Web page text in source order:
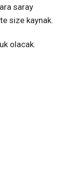
saray
size kaynak.
olacak.